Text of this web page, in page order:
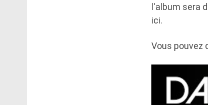
l'album sera
ici.
Vous pouvez